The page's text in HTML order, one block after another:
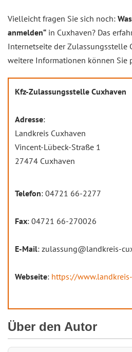
Vielleicht fragen Sie sich noch:
anmelden“ in Cuxhaven? Das
Internetseite der Zulassungsstelle
weitere Informationen können Sie
Kfz-Zulassungsstelle Cuxhaven
Adresse:
Landkreis Cuxhaven
Vincent-Lübeck-Straße 1
27474 Cuxhaven
Telefon: 04721 66-2277
Fax: 04721 66-270026
E-Mail: zulassung@landkreis-
Webseite: https://
Über den Autor